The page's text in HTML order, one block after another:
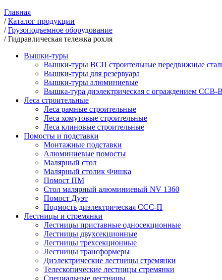
Главная
/Каталог продукции
/Грузоподъемное оборудование
/Гидравлическая тележка рохля
Вышки-туры
Вышки-туры ВСП строительные передвижные
Вышки-туры для резервуара
Вышки-туры алюминиевые
Вышка-тура диэлектрическая с ограждением ССВ-В
Леса строительные
Леса рамные строительные
Леса хомутовые строительные
Леса клиновые строительные
Помосты и подставки
Монтажные подставки
Алюминиевые помосты
Малярный стол
Малярный столик Фишка
Помост ПМ
Стол малярный алюминиевый NV 1360
Помост Дуэт
Подмость диэлектрическая ССС-П
Лестницы и стремянки
Лестницы приставные односекционные
Лестницы двухсекционные
Лестницы трехсекционные
Лестницы трансформеры
Диэлектрические лестницы стремянки
Телескопические лестницы стремянки
Специальные лестницы